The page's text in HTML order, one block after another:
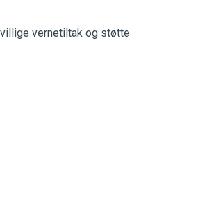
vernetiltak og støtte